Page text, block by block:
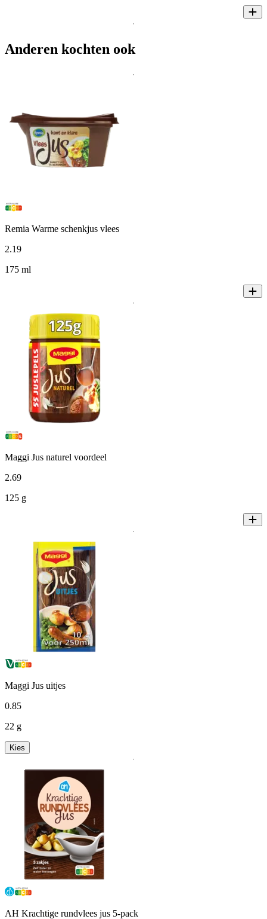
Anderen kochten ook
Remia Warme schenkjus vlees
2.19
175 ml
Maggi Jus naturel voordeel
2.69
125 g
Maggi Jus uitjes
0.85
22 g
Kies
AH Krachtige rundvlees jus 5-pack